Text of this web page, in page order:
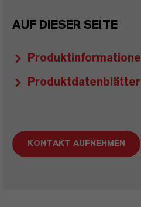
AUF DIESER SEITE
Produktdatenblätter
KONTAKT AUFNEHMEN